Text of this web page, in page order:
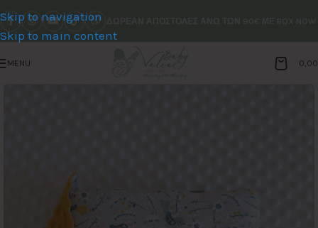
Skip to navigation
Skip to main content
MENU